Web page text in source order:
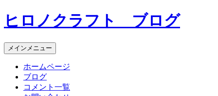
コ
ン
ン
ツ
ヒロノクラフト ブログ
メインメニュー
ホームページ
ブログ
コメント一覧